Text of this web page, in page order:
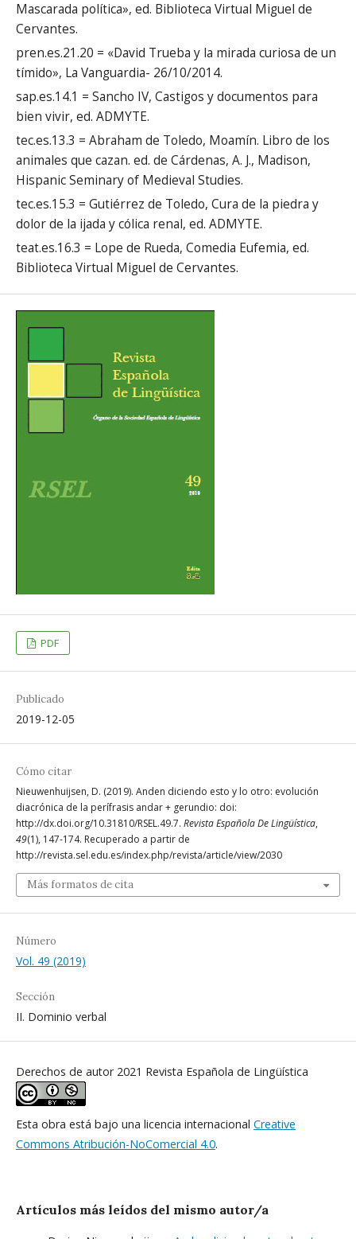
Mascarada política», ed. Biblioteca Virtual Miguel de
Cervantes.
pren.es.21.20 = «David Trueba y la mirada curiosa de un
tímido», La Vanguardia- 26/10/2014.
sap.es.14.1 = Sancho IV, Castigos y documentos para
bien vivir, ed. ADMYTE.
tec.es.13.3 = Abraham de Toledo, Moamín. Libro de los
animales que cazan. ed. de Cárdenas, A. J., Madison,
Hispanic Seminary of Medieval Studies.
tec.es.15.3 = Gutiérrez de Toledo, Cura de la piedra y
dolor de la ijada y cólica renal, ed. ADMYTE.
teat.es.16.3 = Lope de Rueda, Comedia Eufemia, ed.
Biblioteca Virtual Miguel de Cervantes.
PDF
Publicado
2019-12-05
Cómo citar
Nieuwenhuijsen, D. (2019). Anden diciendo esto y lo otro: evolución
diacrónica de la perífrasis andar + gerundio: doi:
http://dx.doi.org/10.31810/RSEL.49.7. Revista Española De Lingüística,
49(1), 147-174. Recuperado a partir de
http://revista.sel.edu.es/index.php/revista/article/view/2030
Más formatos de cita
Número
Vol. 49 (2019)
Sección
II. Dominio verbal
Derechos de autor 2021 Revista Española de Lingüística
Esta obra está bajo una licencia internacional Creative
Commons Atribución-NoComercial 4.0.
Artículos más leídos del mismo autor/a